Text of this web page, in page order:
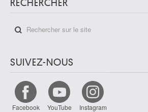
RECHERCHER
SUIVEZ-NOUS
Facebook YouTube Instagram